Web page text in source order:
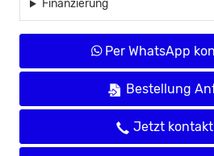
Finanzierung
Per WhatsApp
Bestellung
Jetzt